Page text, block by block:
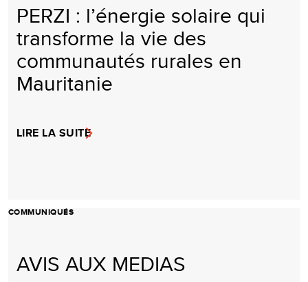
PERZI : l’énergie solaire qui
transforme la vie des
communautés rurales en
Mauritanie
LIRE LA SUITE
COMMUNIQUÉS
AVIS AUX MEDIAS